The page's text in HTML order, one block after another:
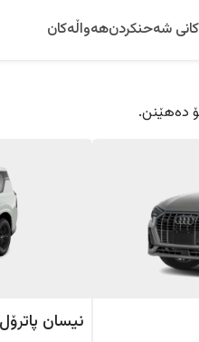
شەحنکردنهەواڵەکان
دەهێنن.
نیسان پاترۆل